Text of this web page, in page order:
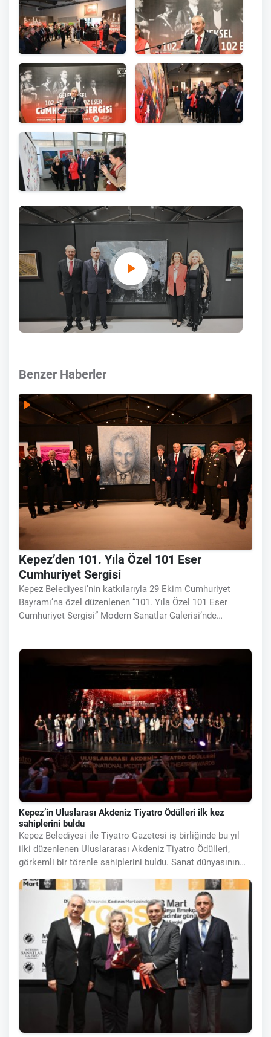
Benzer Haberler
Kepez’den 101. Yıla Özel 101 Eser
Cumhuriyet Sergisi
Kepez Belediyesi’nin katkılarıyla 29 Ekim Cumhuriyet
Bayramı’na özel düzenlenen “101. Yıla Özel 101 Eser
Cumhuriyet Sergisi” Modern Sanatlar Galerisi’nde
Kepez’in Uluslarası Akdeniz Tiyatro Ödülleri ilk kez
sahiplerini buldu
Kepez Belediyesi ile Tiyatro Gazetesi iş birliğinde bu yıl
ilki düzenlenen Uluslararası Akdeniz Tiyatro Ödülleri,
görkemli bir törenle sahiplerini buldu. Sanat dünyasının
önemli